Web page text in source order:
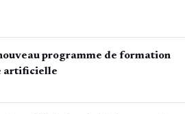
programme de formation
artificielle